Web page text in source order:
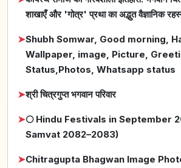
शाखाएँ और 'गोत्र' प्रथा का अद्भुत वैज्ञानिक
➤Shubh Somwar, Good morning,
Wallpaper, image, Picture,
Status,Photos, Whatsapp status
➤श्री चित्रगुप्त भगवान परिवार
➤🌕 Hindu Festivals in September
Samvat 2082–2083)
➤Chitragupta Bhagwan Image